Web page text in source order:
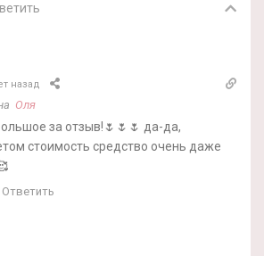
назад
Оля
за отзыв!🌷🌷🌷 да-да,
стоимость средство очень даже
Ответить